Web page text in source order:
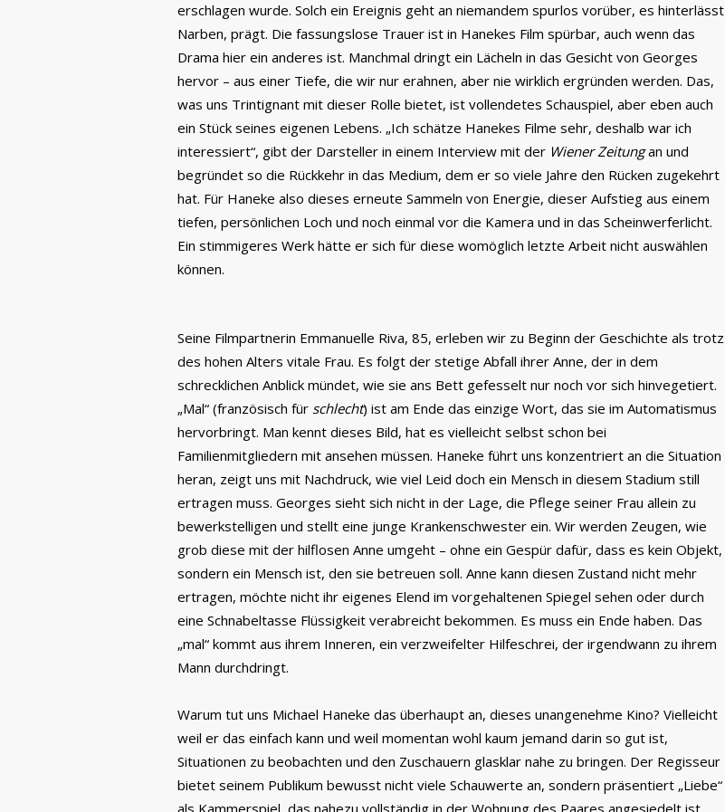
erschlagen wurde. Solch ein Ereignis geht an niemandem spurlos vorüber, es hinterlässt
Narben, prägt. Die fassungslose Trauer ist in Hanekes Film spürbar, auch wenn das
Drama hier ein anderes ist. Manchmal dringt ein Lächeln in das Gesicht von Georges
hervor – aus einer Tiefe, die wir nur erahnen, aber nie wirklich ergründen werden. Das,
was uns Trintignant mit dieser Rolle bietet, ist vollendetes Schauspiel, aber eben auch
ein Stück seines eigenen Lebens. „Ich schätze Hanekes Filme sehr, deshalb war ich
interessiert“, gibt der Darsteller in einem Interview mit der Wiener Zeitungan und
begründet so die Rückkehr in das Medium, dem er so viele Jahre den Rücken zugekehrt
hat. Für Haneke also dieses erneute Sammeln von Energie, dieser Aufstieg aus einem
tiefen, persönlichen Loch und noch einmal vor die Kamera und in das Scheinwerferlicht.
Ein stimmigeres Werk hätte er sich für diese womöglich letzte Arbeit nicht auswählen
können.
Seine Filmpartnerin Emmanuelle Riva, 85, erleben wir zu Beginn der Geschichte als trotz
des hohen Alters vitale Frau. Es folgt der stetige Abfall ihrer Anne, der in dem
schrecklichen Anblick mündet, wie sie ans Bett gefesselt nur noch vor sich hinvegetiert.
„Mal“ (französisch für schlecht) ist am Ende das einzige Wort, das sie im Automatismus
hervorbringt. Man kennt dieses Bild, hat es vielleicht selbst schon bei
Familienmitgliedern mit ansehen müssen. Haneke führt uns konzentriert an die Situation
heran, zeigt uns mit Nachdruck, wie viel Leid doch ein Mensch in diesem Stadium still
ertragen muss. Georges sieht sich nicht in der Lage, die Pflege seiner Frau allein zu
bewerkstelligen und stellt eine junge Krankenschwester ein. Wir werden Zeugen, wie
grob diese mit der hilflosen Anne umgeht – ohne ein Gespür dafür, dass es kein Objekt,
sondern ein Mensch ist, den sie betreuen soll. Anne kann diesen Zustand nicht mehr
ertragen, möchte nicht ihr eigenes Elend im vorgehaltenen Spiegel sehen oder durch
eine Schnabeltasse Flüssigkeit verabreicht bekommen. Es muss ein Ende haben. Das
„mal“ kommt aus ihrem Inneren, ein verzweifelter Hilfeschrei, der irgendwann zu ihrem
Mann durchdringt.
Warum tut uns Michael Haneke das überhaupt an, dieses unangenehme Kino? Vielleicht
weil er das einfach kann und weil momentan wohl kaum jemand darin so gut ist,
Situationen zu beobachten und den Zuschauern glasklar nahe zu bringen. Der Regisseur
bietet seinem Publikum bewusst nicht viele Schauwerte an, sondern präsentiert „Liebe“
als Kammerspiel, das nahezu vollständig in der Wohnung des Paares angesiedelt ist.